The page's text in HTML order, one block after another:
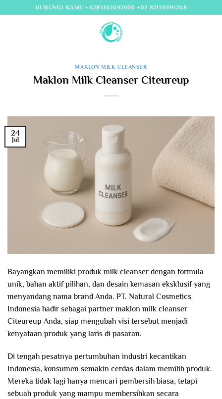
to
HUBUNGI KAMI: +6285162692606 +62 82136691268
MAKLON MILK CLEANSER
Maklon Milk Cleanser Citeureup
24
Jul
Bayangkan memiliki produk milk cleanser dengan formula
unik, bahan aktif pilihan, dan desain kemasan eksklusif yang
menyandang nama brand Anda. PT. Natural Cosmetics
Indonesia hadir sebagai partner maklon milk cleanser
Citeureup Anda, siap mengubah visi tersebut menjadi
kenyataan produk yang laris di pasaran.
Di tengah pesatnya pertumbuhan industri kecantikan
Indonesia, konsumen semakin cerdas dalam memilih produk.
Mereka tidak lagi hanya mencari pembersih biasa, tetapi
sebuah produk yang mampu membersihkan secara